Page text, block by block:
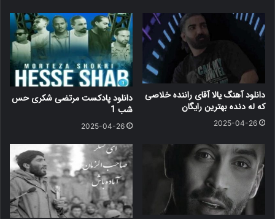
دانلود آهنگ یالا آقای راننده خلاصی
که له دنده بهترین رایگان
2025-04-26
دانلود پادکست مرتضی شکری حس
شب 1
2025-04-26